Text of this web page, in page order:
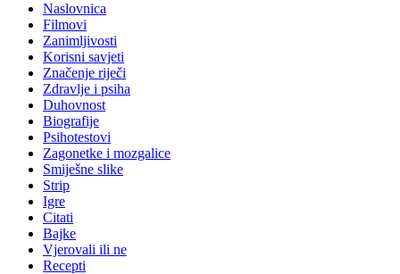
Naslovnica
Filmovi
Zanimljivosti
Korisni savjeti
Značenje riječi
Zdravlje i psiha
Duhovnost
Biografije
Psihotestovi
Zagonetke i mozgalice
Smiješne slike
Strip
Igre
Citati
Bajke
Vjerovali ili ne
Recepti